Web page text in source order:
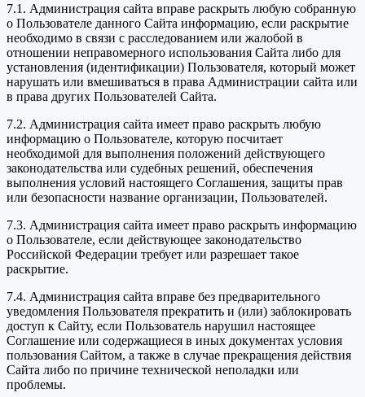
7.1. Администрация сайта вправе раскрыть любую собранную
о Пользователе данного Сайта информацию, если раскрытие
необходимо в связи с расследованием или жалобой в
отношении неправомерного использования Сайта либо для
установления (идентификации) Пользователя, который может
нарушать или вмешиваться в права Администрации сайта или
в права других Пользователей Сайта.
7.2. Администрация сайта имеет право раскрыть любую
информацию о Пользователе, которую посчитает
необходимой для выполнения положений действующего
законодательства или судебных решений, обеспечения
выполнения условий настоящего Соглашения, защиты прав
или безопасности название организации, Пользователей.
7.3. Администрация сайта имеет право раскрыть информацию
о Пользователе, если действующее законодательство
Российской Федерации требует или разрешает такое
раскрытие.
7.4. Администрация сайта вправе без предварительного
уведомления Пользователя прекратить и (или) заблокировать
доступ к Сайту, если Пользователь нарушил настоящее
Соглашение или содержащиеся в иных документах условия
пользования Сайтом, а также в случае прекращения действия
Сайта либо по причине технической неполадки или
проблемы.